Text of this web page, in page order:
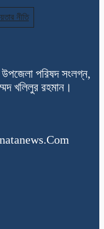
নীতি
উপজেলা পরিষদ সংলগ্ন,
খলিলুর রহমান।